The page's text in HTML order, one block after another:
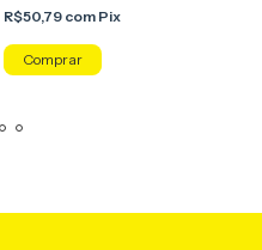
R$50,79 com Pix